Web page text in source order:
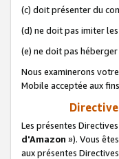
(c) doit présenter du
(d) ne doit pas imiter
(e) ne doit pas
Nous examinerons
Mobile acceptée aux
Les présentes
d'Amazon »). Vous
aux présentes